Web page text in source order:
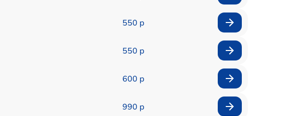
550 р
550 р
600 р
990 р